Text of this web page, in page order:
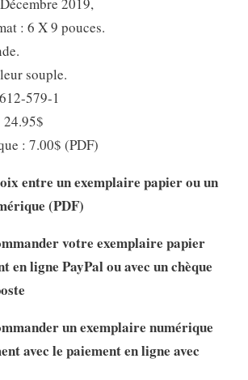
: 6 X 9 pouces.
souple.
579-1
: 7.00$ (PDF)
entre un exemplaire papier ou un
(PDF)
votre exemplaire papier
en ligne PayPal ou avec un chèque
un exemplaire numérique
avec le paiement en ligne avec